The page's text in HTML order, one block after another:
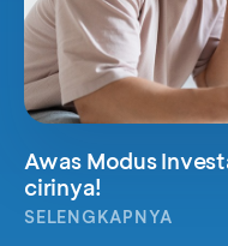
Awas Modus
cirinya!
SELENGKAPNYA